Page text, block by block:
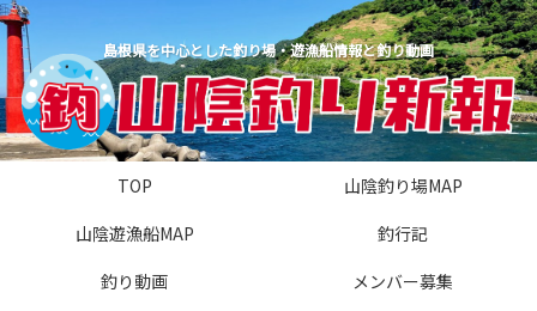
島根県を中心とした釣り場・遊漁船情報と釣り動画
TOP
山陰釣り場MAP
山陰遊漁船MAP
釣行記
釣り動画
メンバー募集